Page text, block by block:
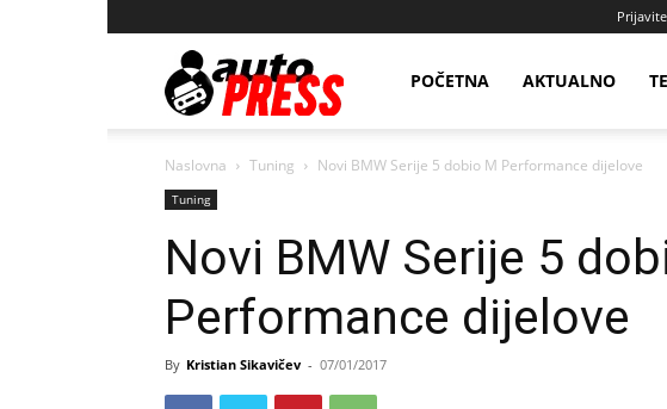
AutopressHRPOČETNA AKTUALNO
Naslovna Tuning Novi BMW Serije 5 dobio M Performance dijelove
Tuning
Novi BMW Serije 5
Performance dijelove
By Kristian Sikavičev - 07/01/2017